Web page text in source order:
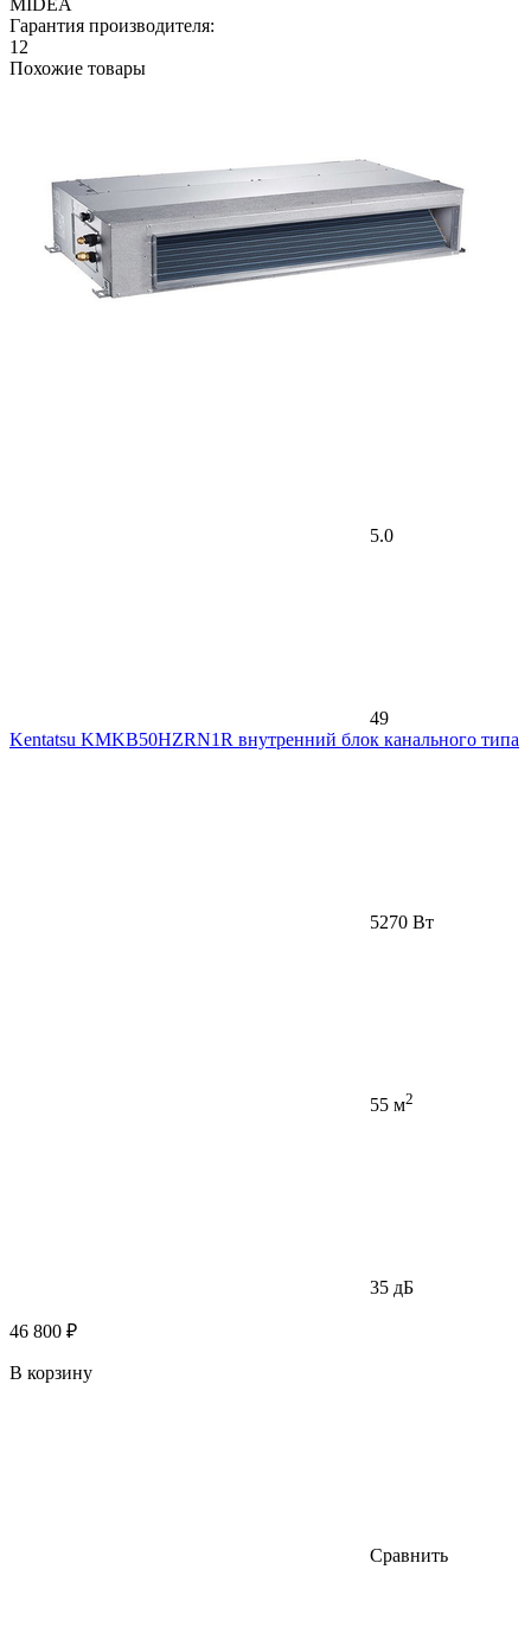
Гарантия производителя:
12
Похожие товары
5.0
49
Kentatsu KMKB50HZRN1R внутренний блок канального типа
5270 Вт
55 м2
35 дБ
46 800 ₽
В корзину
Сравнить